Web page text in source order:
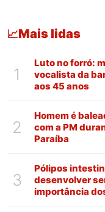
📈Mais lidas
1
Luto no forró:
vocalista da
aos 45 anos
2
Homem é
com a PM
Paraíba
3
Pólipos
desenvolver
importância